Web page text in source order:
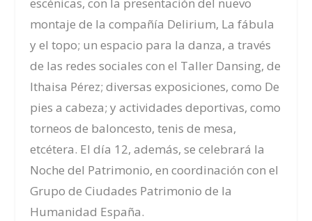
escénicas, con la presentación del nuevo
montaje de la compañía Delirium, La fábula
y el topo; un espacio para la danza, a través
de las redes sociales con el Taller Dansing, de
Ithaisa Pérez; diversas exposiciones, como De
pies a cabeza; y actividades deportivas, como
torneos de baloncesto, tenis de mesa,
etcétera. El día 12, además, se celebrará la
Noche del Patrimonio, en coordinación con el
Grupo de Ciudades Patrimonio de la
Humanidad España.